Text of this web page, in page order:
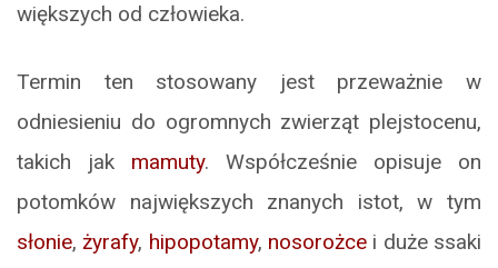
większych od człowieka.
Termin ten stosowany jest przeważnie w
odniesieniu do ogromnych zwierząt plejstocenu,
takich jak mamuty. Współcześnie opisuje on
potomków największych znanych istot, w tym
słonie,żyrafy, hipopotamy, nosorożce i duże ssaki